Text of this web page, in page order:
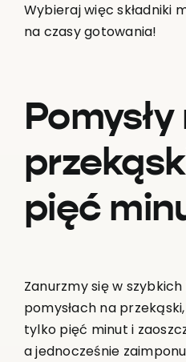
Wybieraj więc składniki
na czasy gotowania!
Pomysły
pięć
Zanurzmy się w szybkich
pomysłach na
tylko pięć minut i
a jednocześnie